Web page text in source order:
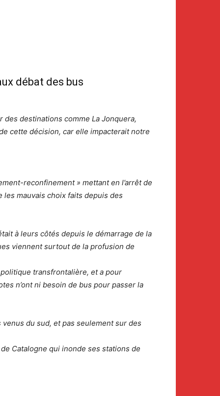
débat des bus
destinations comme La Jonquera,
cette décision, car elle impacterait notre
reconfinement » mettant en l’arrêt de
les mauvais choix faits depuis des
à leurs côtés depuis le démarrage de la
viennent surtout de la profusion de
transfrontalière, et a pour
n’ont ni besoin de bus pour passer la
du sud, et pas seulement sur des
Catalogne qui inonde ses stations de